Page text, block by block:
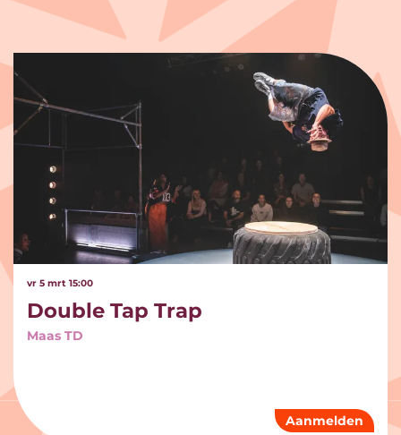
Double Tap Trap
Maas TD
vr 5 mrt 15:00
Aanmelden